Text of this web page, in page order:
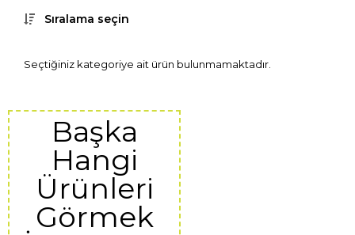
Sıralama seçin
Seçtiğiniz kategoriye ait ürün bulunmamaktadır.
Başka
Hangi
Ürünleri
Görmek